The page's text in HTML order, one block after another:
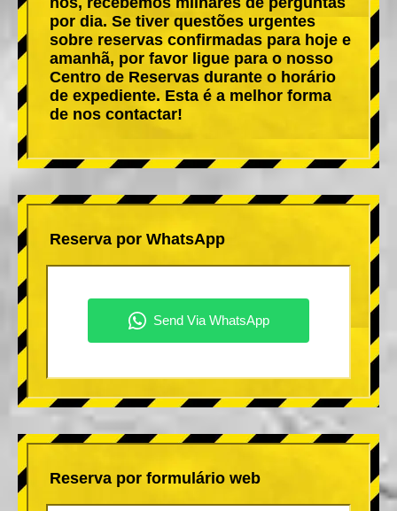
por dia. Se tiver questões urgentes
sobre reservas confirmadas para hoje e
amanhã, por favor ligue para o nosso
Centro de Reservas durante o horário
de expediente. Esta é a melhor forma
de nos contactar!
Reserva por WhatsApp
Reserva por formulário web